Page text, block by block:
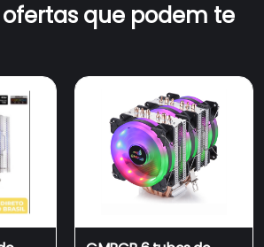
que podem te